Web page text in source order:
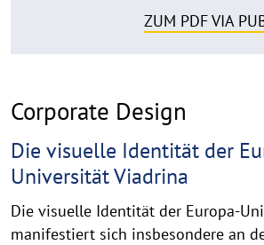
ZUM PDF VIA
Corporate Design
Die visuelle Identität der
Universität Viadrina
Die visuelle Identität der Europa-
manifestiert sich insbesondere an